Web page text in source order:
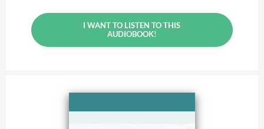
I WANT TO LISTEN TO THIS
AUDIOBOOK!